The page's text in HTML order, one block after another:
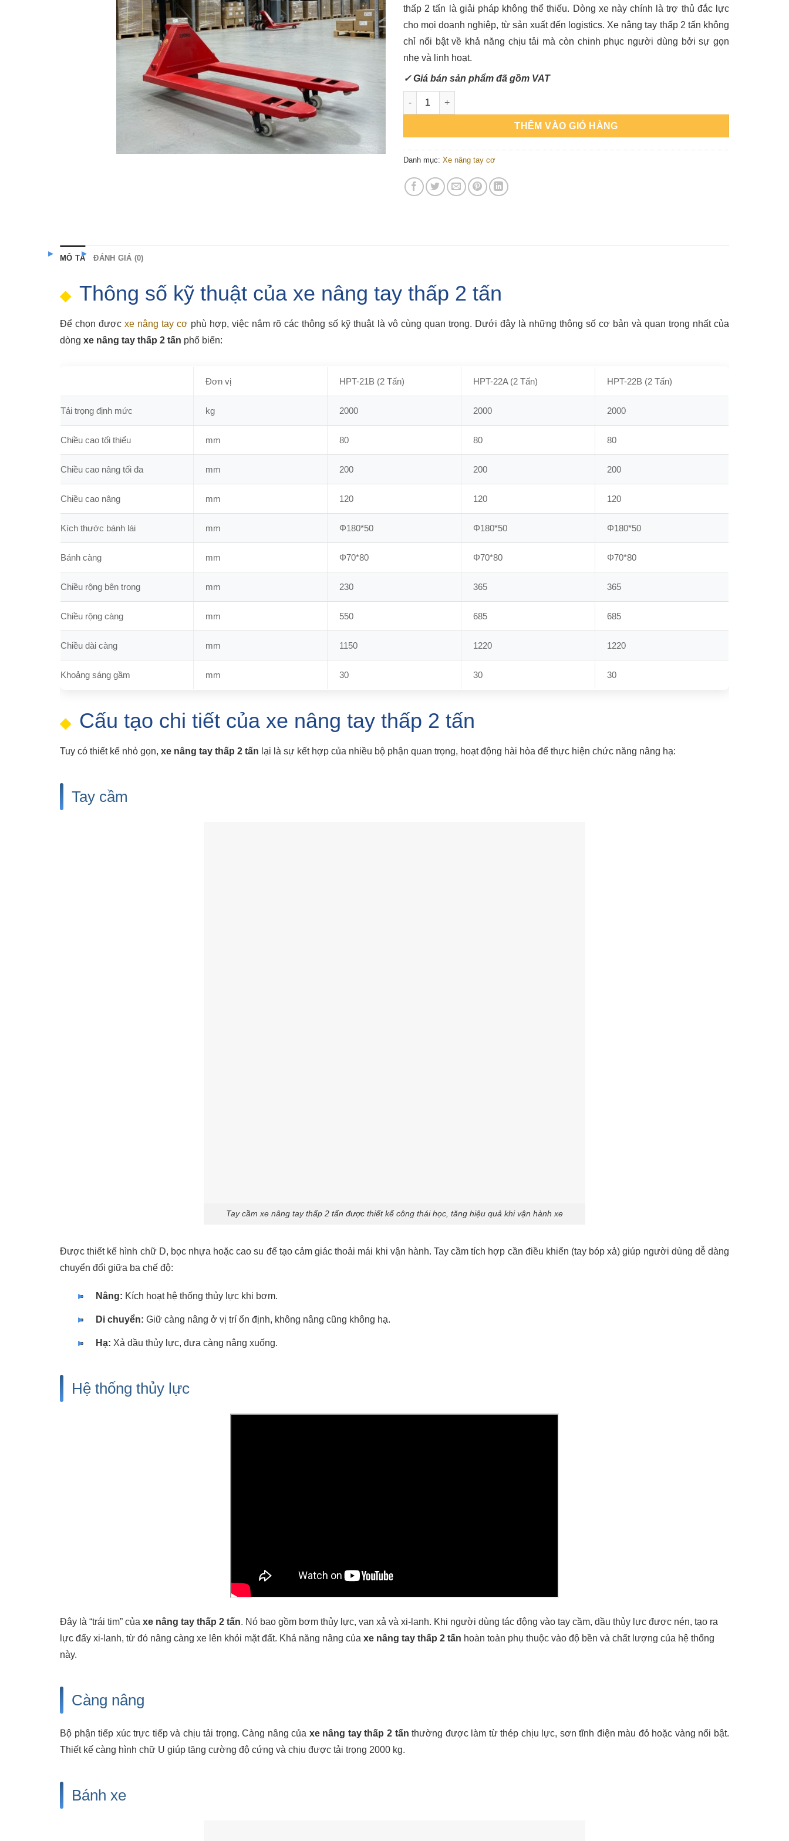
thấp 2 tấn là giải pháp không thể thiếu. Dòng xe này chính là trợ thủ đắc lực
cho mọi doanh nghiệp, từ sản xuất đến logistics. Xe nâng tay thấp 2 tấn không
chỉ nổi bật về khả năng chịu tải mà còn chinh phục người dùng bởi sự gọn
nhẹ và linh hoạt.
✓ Giá bán sản phẩm đã gồm VAT
Xe nâng tay thấp 2 tấn số lượng
THÊM VÀO GIỎ HÀNG
Danh mục: Xe nâng tay cơ
MÔ TẢ ĐÁNH GIÁ (0)
Thông số kỹ thuật của xe nâng tay thấp 2 tấn
Để chọn đượcxe nâng tay cơ phù hợp, việc nắm rõ các thông số kỹ thuật là vô cùng quan trọng. Dưới đây là những thông số cơ bản và quan trọng nhất của
dòng xe nâng tay thấp 2 tấn phổ biến:
Đơn vị HPT-21B (2 Tấn) HPT-22A (2 Tấn) HPT-22B (2 Tấn)
Tải trọng định mức kg 2000 2000 2000
Chiều cao tối thiểu mm 80 80 80
Chiều cao nâng tối đa mm 200 200 200
Chiều cao nâng mm 120 120 120
Kích thước bánh lái mm Φ180*50 Φ180*50 Φ180*50
Bánh càng mm Φ70*80 Φ70*80 Φ70*80
Chiều rộng bên trong mm 230 365 365
Chiều rộng càng mm 550 685 685
Chiều dài càng mm 1150 1220 1220
Khoảng sáng gầm mm 30 30 30
Cấu tạo chi tiết của xe nâng tay thấp 2 tấn
Tuy có thiết kế nhỏ gọn, xe nâng tay thấp 2 tấn lại là sự kết hợp của nhiều bộ phận quan trọng, hoạt động hài hòa để thực hiện chức năng nâng hạ:
Tay cầm
Tay cầm xe nâng tay thấp 2 tấn được thiết kế công thái học, tăng hiệu quả khi vận hành xe
Được thiết kế hình chữ D, bọc nhựa hoặc cao su để tạo cảm giác thoải mái khi vận hành. Tay cầm tích hợp cần điều khiển (tay bóp xả) giúp người dùng dễ dàng
chuyển đổi giữa ba chế độ:
Nâng: Kích hoạt hệ thống thủy lực khi bơm.
Di chuyển: Giữ càng nâng ở vị trí ổn định, không nâng cũng không hạ.
Hạ: Xả dầu thủy lực, đưa càng nâng xuống.
Hệ thống thủy lực
Đây là “trái tim” của xe nâng tay thấp 2 tấn. Nó bao gồm bơm thủy lực, van xả và xi-lanh. Khi người dùng tác động vào tay cầm, dầu thủy lực được nén, tạo ra
lực đẩy xi-lanh, từ đó nâng càng xe lên khỏi mặt đất. Khả năng nâng của xe nâng tay thấp 2 tấn hoàn toàn phụ thuộc vào độ bền và chất lượng của hệ thống
này.
Càng nâng
Bộ phận tiếp xúc trực tiếp và chịu tải trọng. Càng nâng của xe nâng tay thấp 2 tấn thường được làm từ thép chịu lực, sơn tĩnh điện màu đỏ hoặc vàng nổi bật.
Thiết kế càng hình chữ U giúp tăng cường độ cứng và chịu được tải trọng 2000 kg.
Bánh xe